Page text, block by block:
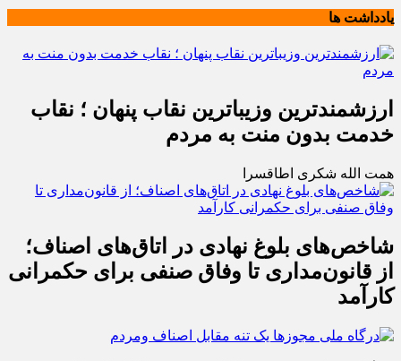
یادداشت ها
ارزشمندترین وزیباترین نقاب پنهان ؛ نقاب
خدمت بدون منت به مردم
همت الله شکری اطاقسرا
شاخص‌های بلوغ نهادی در اتاق‌های اصناف؛
از قانون‌مداری تا وفاق صنفی برای حکمرانی
کارآمد